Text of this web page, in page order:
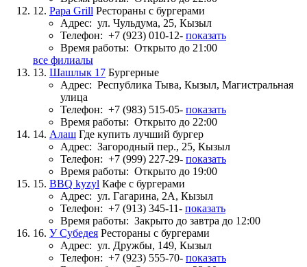
12. Papa Grill Рестораны с бургерами
Адрес: ул. Чульдума, 25, Кызыл
Телефон: +7 (923) 010-12- показать
Время работы: Открыто до 21:00
все филиалы
13. Шашлык 17 Бургерные
Адрес: Республика Тыва, Кызыл, Магистральная
улица
Телефон: +7 (983) 515-05- показать
Время работы: Открыто до 22:00
14. Алаш Где купить лучший бургер
Адрес: Загородный пер., 25, Кызыл
Телефон: +7 (999) 227-29- показать
Время работы: Открыто до 19:00
15. BBQ kyzyl Кафе с бургерами
Адрес: ул. Гагарина, 2А, Кызыл
Телефон: +7 (913) 345-11- показать
Время работы: Закрыто до завтра до 12:00
16. У Субедея Рестораны с бургерами
Адрес: ул. Дружбы, 149, Кызыл
Телефон: +7 (923) 555-70- показать